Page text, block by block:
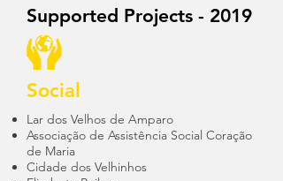
Supported Projects - 2019
Social
Lar dos Velhos de Amparo
Associação de Assistência Social Coração
de Maria
Cidade dos Velhinhos